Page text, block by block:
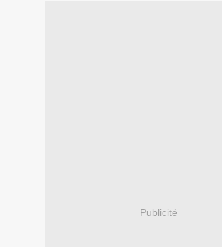
Publicité